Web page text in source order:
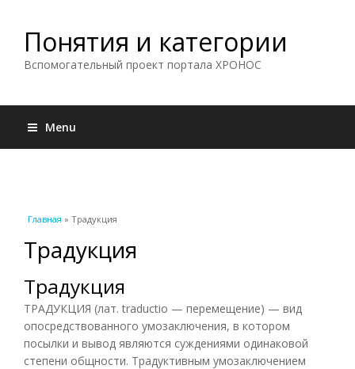
Понятия и категории
Вспомогательный проект портала ХРОНОС
Menu
Вы здесь
Главная » Традукция
Традукция
Традукция
ТРАДУКЦИЯ (лат. traductio — перемещение) — вид
опосредствованного умозаключения, в котором
посылки и вывод являются суждениями одинаковой
степени общности. Традуктивным умозаключением